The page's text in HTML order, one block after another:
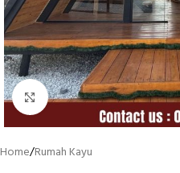
Click to enlarge
Home/Rumah Kayu